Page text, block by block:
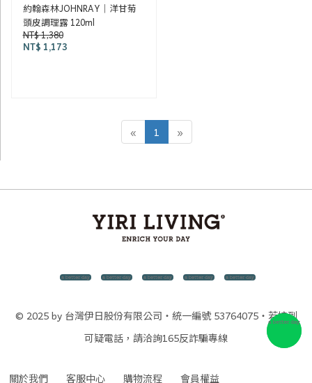
約翰森林JOHNRAY｜洋甘菊
頭皮調理露 120ml
NT$ 1,380
NT$ 1,173
« 1 »
© 2025 by 台灣伊日股份有限公司・統一編號 53764075・若接到
可疑電話，請洽詢165反詐騙專線
關於我們 客服中心 購物流程 會員權益